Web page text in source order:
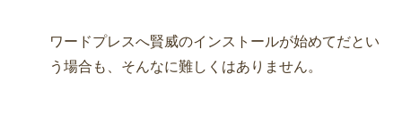
ワードプレスへ賢威のインストールが始めてだとい
う場合も、そんなに難しくはありません。